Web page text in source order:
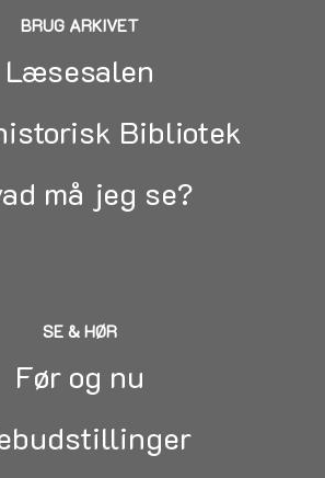
BRUG ARKIVET
Læsesalen
Bibliotek
må jeg se?
SE & HØR
Før og nu